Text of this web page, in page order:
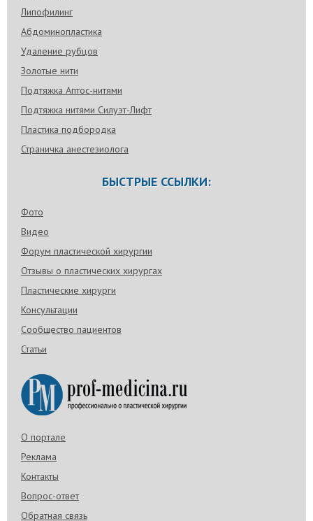
Липофилинг
Абдоминопластика
Удаление рубцов
Золотые нити
Подтяжка Аптос-нитями
Подтяжка нитями Силуэт-Лифт
Пластика подбородка
Страничка анестезиолога
БЫСТРЫЕ ССЫЛКИ:
Фото
Видео
Форум пластической хирургии
Отзывы о пластических хирургах
Пластические хирурги
Консультации
Сообщество пациентов
Статьи
О портале
Реклама
Контакты
Вопрос-ответ
Обратная связь